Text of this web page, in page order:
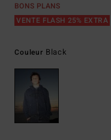
BONS PLANS
VENTE FLASH 25% EXTRA
Couleur Black